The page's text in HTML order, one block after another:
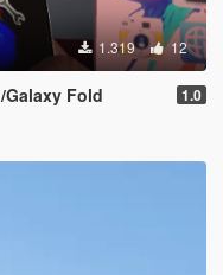
1.319 12
Galaxy Fold 1.0